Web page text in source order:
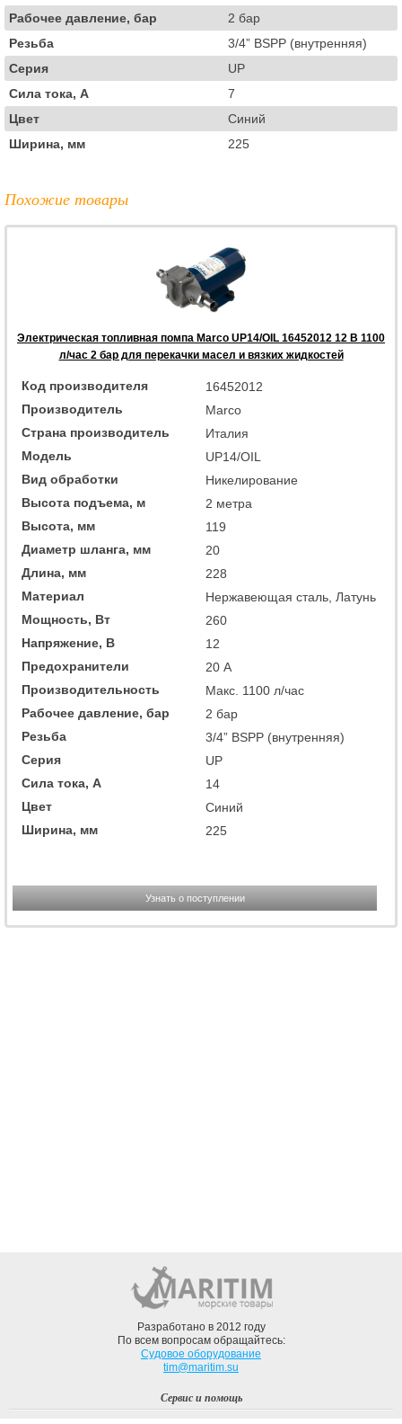
Рабочее давление, бар
2 бар
Резьба
3/4” BSPP (внутренняя)
Серия
UP
Сила тока, А
7
Цвет
Синий
Ширина, мм
225
Похожие товары
Электрическая топливная помпа Marco UP14/OIL 16452012 12 В 1100
л/час 2 бар для перекачки масел и вязких жидкостей
Код производителя
16452012
Производитель
Marco
Страна производитель
Италия
Модель
UP14/OIL
Вид обработки
Никелирование
Высота подъема, м
2 метра
Высота, мм
119
Диаметр шланга, мм
20
Длина, мм
228
Материал
Нержавеющая сталь, Латунь
Мощность, Вт
260
Напряжение, В
12
Предохранители
20 А
Производительность
Макс. 1100 л/час
Рабочее давление, бар
2 бар
Резьба
3/4” BSPP (внутренняя)
Серия
UP
Сила тока, А
14
Цвет
Синий
Ширина, мм
225
Узнать о поступлении
Разработано в 2012 году
По всем вопросам обращайтесь:
Судовое оборудование
tim@maritim.su
Сервис и помощь